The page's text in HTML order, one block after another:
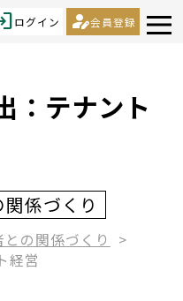
ログイン person_edit会員登録
：テナント
係づくり
との関係づくり
経営